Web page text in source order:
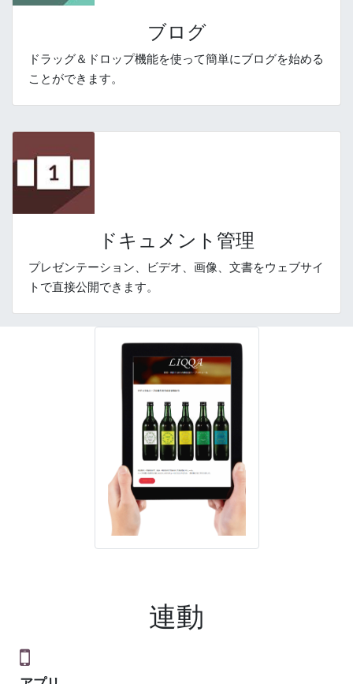
ブログ
ドラッグ＆ドロップ機能を使って簡単にブログを始める
ことができます。
ドキュメント管理
プレゼンテーション、ビデオ、画像、文書をウェブサイ
トで直接公開できます。
連動